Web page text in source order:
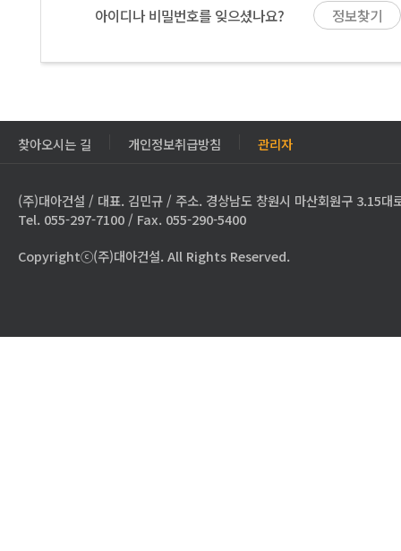
아이디나 비밀번호를 잊으셨나요?
정보찾기
찾아오시는 길 개인정보취급방침 관리자
(주)대아건설 / 대표. 김민규 / 주소. 경상남도 창원시 마산회원구 3.15대
Tel. 055-297-7100 / Fax. 055-290-5400
Copyrightⓒ(주)대아건설. All Rights Reserved.